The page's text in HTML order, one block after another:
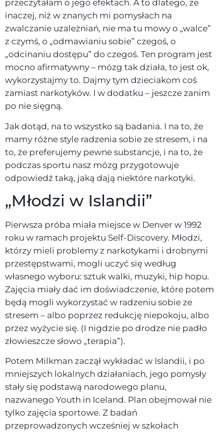
przeczytałam o jego efektach. A to dlatego, że
inaczej, niż w znanych mi pomysłach na
zwalczanie uzależniań, nie ma tu mowy o „walce”
z czymś, o „odmawianiu sobie” czegoś, o
„odcinaniu dostępu” do czegoś. Ten program jest
mocno afirmatywny – mózg tak działa, to jest ok,
wykorzystajmy to. Dajmy tym dzieciakom coś
zamiast narkotyków. I w dodatku – jeszcze zanim
po nie sięgną.
Jak dotąd, na to wszystko są badania. I na to, że
mamy różne style radzenia sobie ze stresem, i na
to, że preferujemy pewne substancje, i na to, że
podczas sportu nasz mózg przygotowuje
odpowiedź taką, jaką dają niektóre narkotyki.
„Młodzi w Islandii”
Pierwsza próba miała miejsce w Denver w 1992
roku w ramach projektu Self-Discovery. Młodzi,
którzy mieli problemy z narkotykami i drobnymi
przestępstwami, mogli uczyć się według
własnego wyboru: sztuk walki, muzyki, hip hopu.
Zajęcia miały dać im doświadczenie, które potem
będą mogli wykorzystać w radzeniu sobie ze
stresem – albo poprzez redukcję niepokoju, albo
przez wyżycie się. (I nigdzie po drodze nie padło
złowieszcze słowo „terapia”).
Potem Milkman zaczął wykładać w Islandii, i po
mniejszych lokalnych działaniach, jego pomysły
stały się podstawą narodowego planu,
nazwanego Youth in Iceland. Plan obejmował nie
tylko zajęcia sportowe. Z badań
przeprowadzonych wcześniej w szkołach